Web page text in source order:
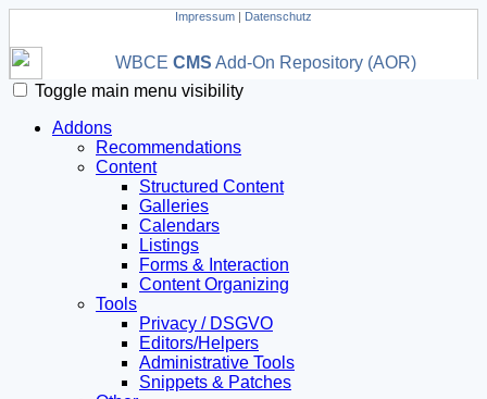
Impressum | Datenschutz
WBCE CMS Add-On Repository (AOR)
Toggle main menu visibility
Addons
Recommendations
Content
Structured Content
Galleries
Calendars
Listings
Forms & Interaction
Content Organizing
Tools
Privacy / DSGVO
Editors/Helpers
Administrative Tools
Snippets & Patches